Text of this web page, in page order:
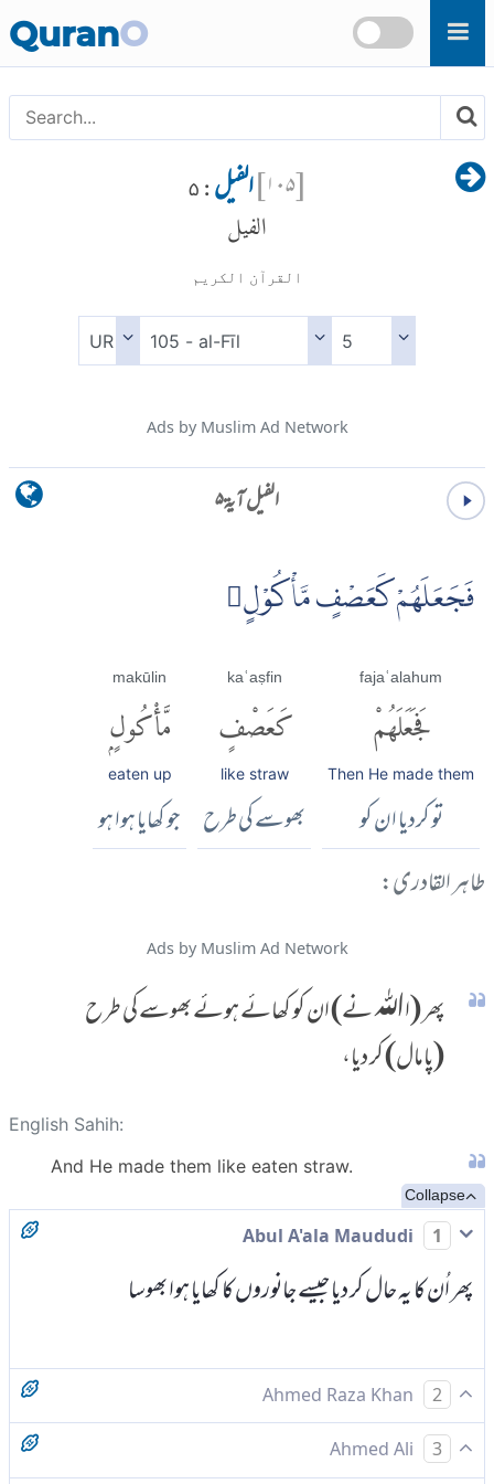
Skip to main content
QuranO
[۱۰۵]الفیل : ۵
الفيل
القرآن الكريم
Ads by Muslim Ad Network
الفیل آية ۵
فَجَعَلَهُمْ كَعَصْفٍ مَّأْكُوْلٍ
fajaʿalahum
فَجَعَلَهُمْ
Then He made them
تو کردیا ان کو
kaʿaṣfin
كَعَصْفٍ
like straw
بھوسے کی طرح
makūlin
مَّأْكُولٍۭ
eaten up
جو کھایا ہوا ہو
طاہر القادری:
Ads by Muslim Ad Network
پھر (اﷲ نے) ان کو کھائے ہوئے بھوسے کی طرح
(پامال) کر دیا،
English Sahih:
And He made them like eaten straw.
Collapse
1
پھر اُن کا یہ حال کر دیا جیسے جانوروں کا کھایا ہوا بھوسا
2
تو انہیں کر ڈالا جیسے کھائی کھیتی کی پتی (بھوسہ)
3